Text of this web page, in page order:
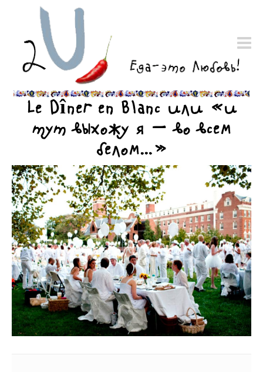
Le Dîner en Blanc или «и
тут выхожу я — во всем
белом…»